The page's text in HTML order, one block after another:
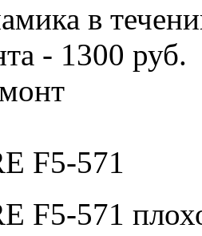
в
- 1300 руб.
F5-571
F5-571